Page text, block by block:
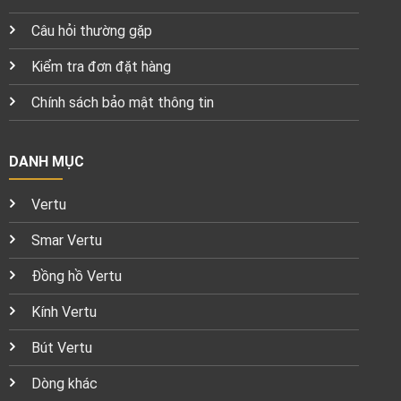
Câu hỏi thường gặp
Kiểm tra đơn đặt hàng
Chính sách bảo mật thông tin
DANH MỤC
Vertu
Smar Vertu
Đồng hồ Vertu
Kính Vertu
Bút Vertu
Dòng khác